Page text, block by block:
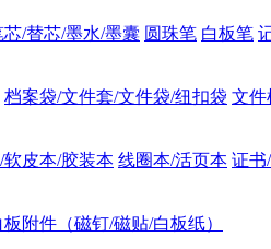
芯/替芯/墨水/墨囊 圆珠笔 白板笔
档案袋/文件套/文件袋/纽扣袋 文件
软皮本/胶装本 线圈本/活页本 证书
板附件（磁钉/磁贴/白板纸）